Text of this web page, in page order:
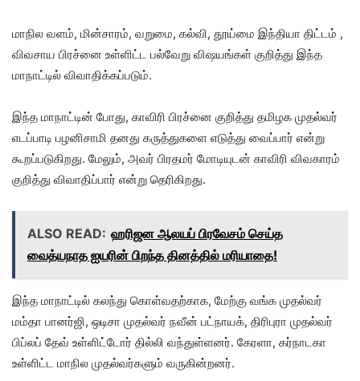
மாநில வளம், மின்சாரம், வறுமை, கல்வி, தூய்மை இந்தியா திட்டம் ,
விவசாய பிரச்னை உள்ளிட்ட பல்வேறு விஷயங்கள் குறித்து இந்த
மாநாட்டில் விவாதிக்கப்படும்.
இந்த மாநாட்டின் போது, காவிரி பிரச்னை குறித்து தமிழக முதல்வர்
எடப்பாடி பழனிசாமி தனது கருத்துகளை எடுத்து வைப்பார் என்று
கூறப்படுகிறது. மேலும், அவர் பிரதமர் மோடியுடன் காவிரி விவகாரம்
குறித்து விவாதிப்பார் என்று தெரிகிறது.
ALSO READ: ஹரிஜன ஆலயப் பிரவேசம் செய்த
வைத்யநாத ஐயரின் பிறந்த தினத்தில் மரியாதை!
இந்த மாநாட்டில் கலந்து கொள்வதற்காக, மேற்கு வங்க முதல்வர்
மம்தா பானர்ஜி, ஒடிசா முதல்வர் நவீன் பட்நாயக், திரிபுரா முதல்வர்
பிப்லப் தேவ் உள்ளிட்டோர் தில்லி வந்துள்ளனர். கேரளா, கர்நாடகா
உள்ளிட்ட மாநில முதல்வர்களும் வருகின்றனர்.